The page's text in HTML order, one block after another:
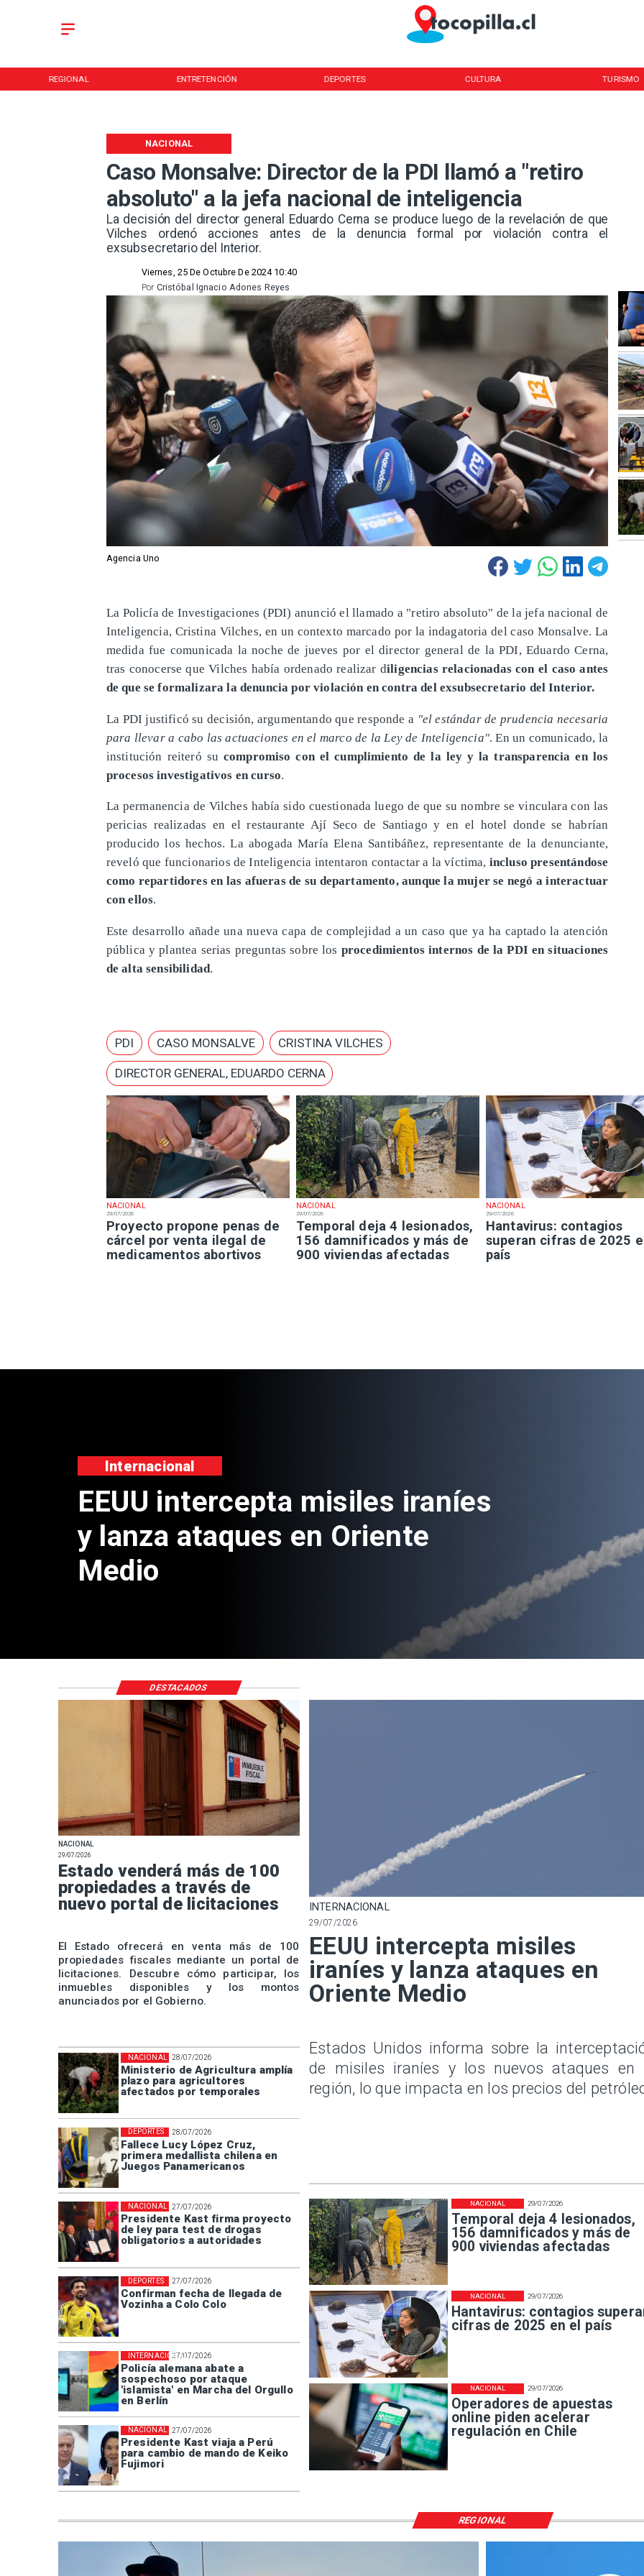
REGIONAL ENTRETENCIÓN DEPORTES CULTURA TURISMO
Caso Monsalve: Director de la PDI llamó a "retiro
absoluto" a la jefa nacional de inteligencia
​La decisión del director general Eduardo Cerna se produce luego de la revelación de que
Vilches ordenó acciones antes de la denuncia formal por violación contra el
exsubsecretario del Interior.
NACIONAL
Viernes, 25 De Octubre De 2024 10:40
Cristóbal Ignacio Adones Reyes
Por
Agencia Uno
NACIONAL
29/07/2026
Proyecto propone penas de
cárcel por venta ilegal de
medicamentos abortivos
NACIONAL
29/07/2026
Temporal deja 4 lesionados,
156 damnificados y más de
900 viviendas afectadas
NACIONAL
29/07/2026
Hantavirus: contagios
superan cifras de 2025
país
La Policía de Investigaciones (PDI) anunció el llamado a "retiro absoluto" de la jefa nacional de
Inteligencia, Cristina Vilches, en un contexto marcado por la indagatoria del caso Monsalve. La
medida fue comunicada la noche de jueves por el director general de la PDI, Eduardo Cerna,
tras conocerse que Vilches había ordenado realizar diligencias relacionadas con el caso antes
de que se formalizara la denuncia por violación en contra del exsubsecretario del Interior.
La PDI justificó su decisión, argumentando que responde a "el estándar de prudencia necesaria
para llevar a cabo las actuaciones en el marco de la Ley de Inteligencia". En un comunicado, la
institución reiteró su compromiso con el cumplimiento de la ley y la transparencia en los
procesos investigativos en curso.
La permanencia de Vilches había sido cuestionada luego de que su nombre se vinculara con las
pericias realizadas en el restaurante Ají Seco de Santiago y en el hotel donde se habrían
producido los hechos. La abogada María Elena Santibáñez, representante de la denunciante,
reveló que funcionarios de Inteligencia intentaron contactar a la víctima, incluso presentándose
como repartidores en las afueras de su departamento, aunque la mujer se negó a interactuar
con ellos.
Este desarrollo añade una nueva capa de complejidad a un caso que ya ha captado la atención
pública y plantea serias preguntas sobre los procedimientos internos de la PDI en situaciones
de alta sensibilidad.
PDI CASO MONSALVE CRISTINA VILCHES
DIRECTOR GENERAL, EDUARDO CERNA
Estado venderá más de 100
propiedades a través de
portal de licitaciones
28/07/2026
Ministerio de Agricultura amplía
plazo para agricultores
afectados por temporales
NACIONAL
28/07/2026
Fallece Lucy López Cruz,
primera medallista chilena en
Juegos Panamericanos
DEPORTES
27/07/2026
Presidente Kast firma proyecto
de ley para test de drogas
obligatorios a autoridades
NACIONAL
27/07/2026
Confirman fecha de llegada de
Vozinha a Colo Colo
DEPORTES
27/07/2026
Policía alemana abate a
sospechoso por ataque
'islamista' en Marcha del Orgullo
en Berlín
INTERNACIONAL
27/07/2026
Presidente Kast viaja a Perú
para cambio de mando de Keiko
Fujimori
NACIONAL
29/07/2026
Temporal deja 4 lesionados,
156 damnificados y más de
900 viviendas afectadas
NACIONAL
29/07/2026
Hantavirus: contagios
cifras de 2025 en el país
NACIONAL
29/07/2026
Operadores de apuestas
online piden acelerar
regulación en Chile
NACIONAL
NACIONAL
29/07/2026
Estado venderá más de 100
propiedades a través de
nuevo portal de licitaciones
El Estado ofrecerá en venta más de 100
propiedades fiscales mediante un portal de
licitaciones. Descubre cómo participar, los
inmuebles disponibles y los montos
anunciados por el Gobierno.
INTERNACIONAL
29/07/2026
EEUU intercepta misiles
iraníes y lanza ataques en
Oriente Medio
Estados Unidos informa sobre la
de misiles iraníes y los nuevos ataques en
región, lo que impacta en los precios del
DESTACADOS
REGIONAL